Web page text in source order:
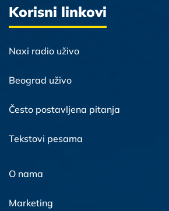
Korisni linkovi
Naxi radio uživo
Beograd uživo
Često postavljena pitanja
Tekstovi pesama
O nama
Marketing